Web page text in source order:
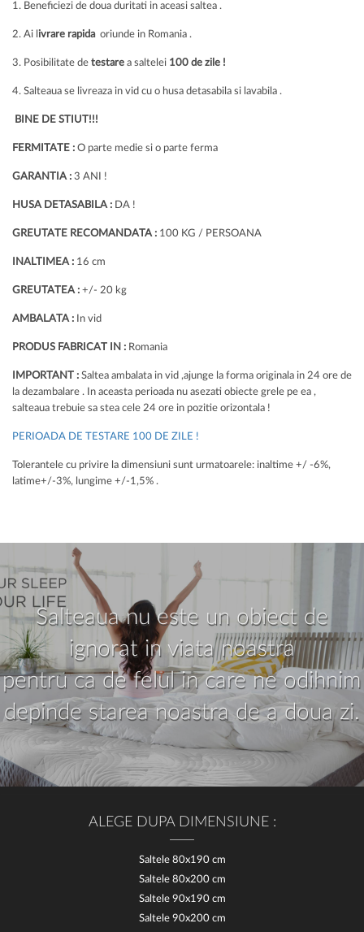
1. Beneficiezi de doua duritati in aceasi saltea .
2. Ai l ivrare rapida oriunde in Romania .
3. Posibilitate de testare a saltelei 100 de zile !
4. Salteaua se livreaza in vid cu o husa detasabila si lavabila .
BINE DE STIUT!!!
FERMITATE : O parte medie si o parte ferma
GARANTIA : 3 ANI !
HUSA DETASABILA : DA !
GREUTATE RECOMANDATA : 100 KG / PERSOANA
INALTIMEA : 16 cm
GREUTATEA : +/- 20 kg
AMBALATA : In vid
PRODUS FABRICAT IN : Romania
IMPORTANT : Saltea ambalata in vid ,ajunge la forma originala in 24 ore de
la dezambalare . In aceasta perioada nu asezati obiecte grele pe ea ,
salteaua trebuie sa stea cele 24 ore in pozitie orizontala !
PERIOADA DE TESTARE 100 DE ZILE !
Tolerantele cu privire la dimensiuni sunt urmatoarele: inaltime +/ -6%,
latime+/-3%, lungime +/-1,5% .
Salteaua nu este un obiect de
ignorat in viata noastra
pentru ca de felul in care ne odihnim
depinde starea noastra de a doua zi.
ALEGE DUPA DIMENSIUNE :
Saltele 80x190 cm
Saltele 80x200 cm
Saltele 90x190 cm
Saltele 90x200 cm